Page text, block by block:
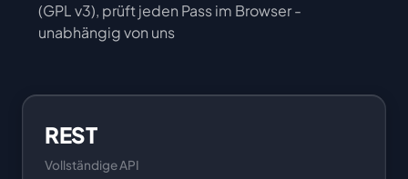
(GPL v3), prüft jeden Pass im Browser -
unabhängig von uns
REST
Vollständige API